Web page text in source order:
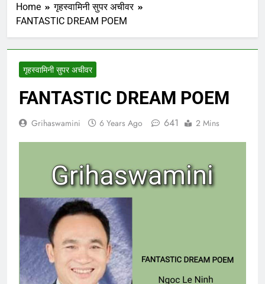
Home
गृहस्वामिनी सुपर अचीवर
FANTASTIC DREAM POEM
गृहस्वामिनी सुपर अचीवर
FANTASTIC DREAM POEM
Grihaswamini 6 Years Ago 641 2 Mins